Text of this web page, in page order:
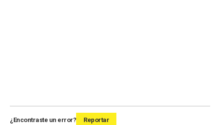
¿Encontraste un error? Reportar